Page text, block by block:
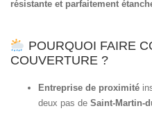
résistante et parfaitement
POURQUOI FAIRE
COUVERTURE ?
Entreprise de proximité
deux pas de Saint-Martin-